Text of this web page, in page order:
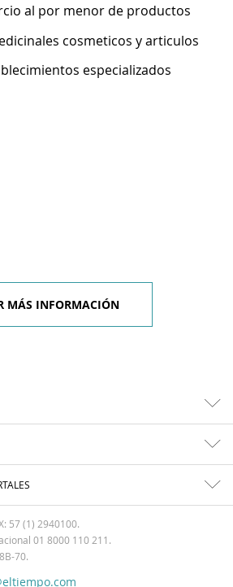
al por menor de productos
cosmeticos y articulos
especializados
MÁS INFORMACIÓN
57 (1) 2940100.
01 8000 110 211.
70.